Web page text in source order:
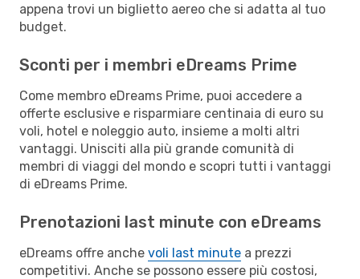
appena trovi un biglietto aereo che si adatta al tuo
budget.
Sconti per i membri eDreams Prime
Come membro eDreams Prime, puoi accedere a
offerte esclusive e risparmiare centinaia di euro su
voli, hotel e noleggio auto, insieme a molti altri
vantaggi. Unisciti alla più grande comunità di
membri di viaggi del mondo e scopri tutti i vantaggi
di eDreams Prime.
Prenotazioni last minute con eDreams
eDreams offre anche voli last minute a prezzi
competitivi. Anche se possono essere più costosi,